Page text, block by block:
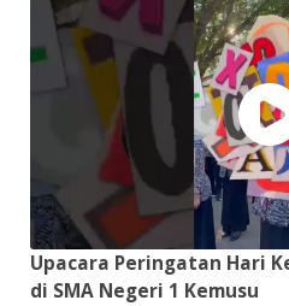
Upacara Peringatan Hari
di SMA Negeri 1 Kemusu